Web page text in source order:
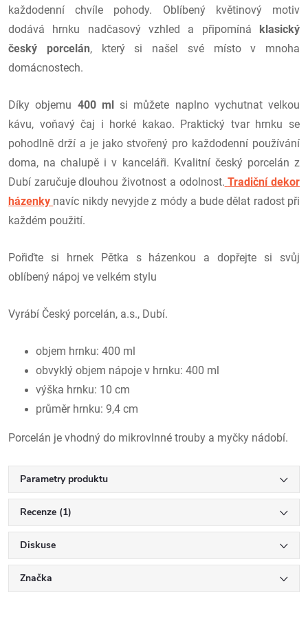
každodenní chvíle pohody. Oblíbený květinový motiv
dodává hrnku nadčasový vzhled a připomíná klasický
český porcelán, který si našel své místo v mnoha
domácnostech.
Díky objemu 400 mlsi můžete naplno vychutnat velkou
kávu, voňavý čaj i horké kakao. Praktický tvar hrnku se
pohodlně drží a je jako stvořený pro každodenní používání
doma, na chalupě i v kanceláři. Kvalitní český porcelán z
Dubí zaručuje dlouhou životnost a odolnost. Tradiční dekor
házenky navíc nikdy nevyjde z módy a bude dělat radost při
každém použití.
Pořiďte si hrnek Pětka s házenkou a dopřejte si svůj
oblíbený nápoj ve velkém stylu
Vyrábí Český porcelán, a.s., Dubí.
objem hrnku: 400 ml
obvyklý objem nápoje v hrnku: 400 ml
výška hrnku: 10 cm
průměr hrnku: 9,4 cm
Porcelán je vhodný do mikrovlnné trouby a myčky nádobí.
Parametry produktu
Recenze (1)
Diskuse
Značka